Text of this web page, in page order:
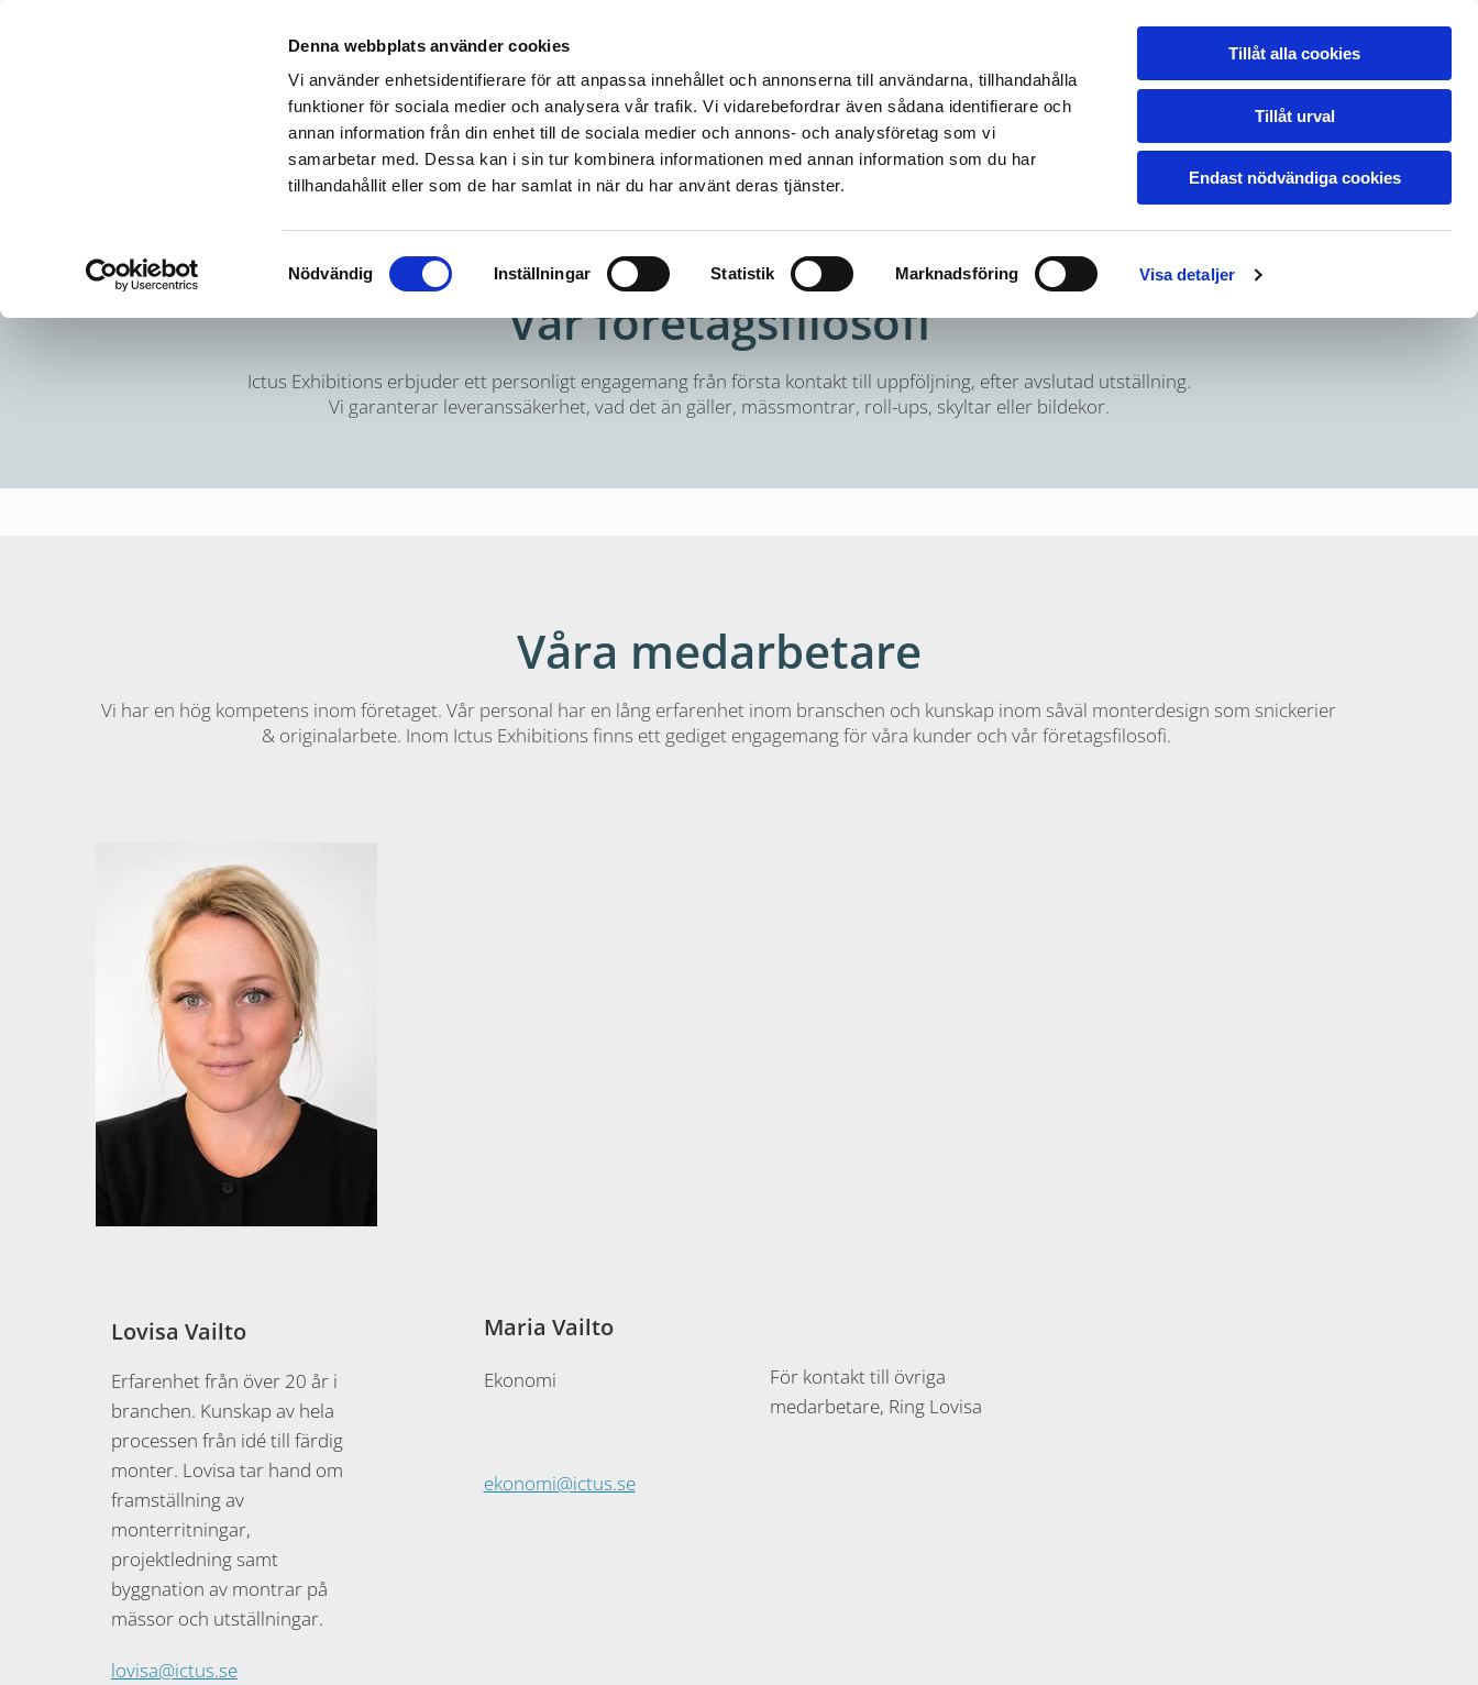
Denna webbplats använder cookies
Vi använder enhetsidentifierare för att anpassa innehållet och annonserna till användarna, tillhandahålla
funktioner för sociala medier och analysera vår trafik. Vi vidarebefordrar även sådana identifierare och
annan information från din enhet till de sociala medier och annons- och analysföretag som vi
samarbetar med. Dessa kan i sin tur kombinera informationen med annan information som du har
tillhandahållit eller som de har samlat in när du har använt deras tjänster.
Nödvändig Inställningar Statistik Marknadsföring Visa detaljer
Tillåt alla cookies
Tillåt urval
Endast nödvändiga cookies
Om oss Kontakt
Vår företagsfilosofi
Ictus Exhibitions erbjuder ett personligt engagemang från första kontakt till uppföljning, efter avslutad utställning.
Vi garanterar leveranssäkerhet, vad det än gäller, mässmontrar, roll-ups, skyltar eller bildekor.
Våra medarbetare
Vi har en hög kompetens inom företaget. Vår personal har en lång erfarenhet inom branschen och kunskap inom såväl monterdesign som snickerier
& originalarbete. Inom Ictus Exhibitions finns ett gediget engagemang för våra kunder och vår företagsfilosofi.
Lovisa Vailto
Erfarenhet från över 20 år i
branchen. Kunskap av hela
processen från idé till färdig
monter. Lovisa tar hand om
framställning av
monterritningar,
projektledning samt
byggnation av montrar på
mässor och utställningar.
lovisa@ictus.se
Maria Vailto
Ekonomi
ekonomi@ictus.se
För kontakt till övriga
medarbetare, Ring Lovisa